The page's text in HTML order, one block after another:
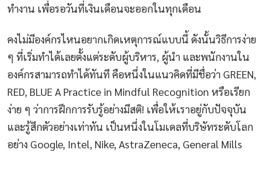
ทำงาน เพื่อรอวันที่เงินเดือนจะออกในทุกเดือน
คงไม่มีองค์กรไหนอยากเกิดเหตุการณ์แบบนี้ ดังนั้นวิธีการง่าย
ๆ ที่เริ่มทำได้เลยตั้งแต่ระดับผู้บริหาร, ผู้นำ และพนักงานใน
องค์กรสามารถทำได้ทันที คือหนึ่งในแนวคิดที่มีชื่อว่า GREEN,
RED, BLUE A Practice in Mindful Recognition หรือเรียก
ง่าย ๆ ว่าการฝึกการรับรู้อย่างมีสติ! เพื่อให้เราอยู่กับปัจจุบัน
และรู้สึกตัวอย่างเท่าทัน เป็นหนึ่งในโมเดลที่บริษัทระดับโลก
อย่าง Google, Intel, Nike, AstraZeneca, General Mills